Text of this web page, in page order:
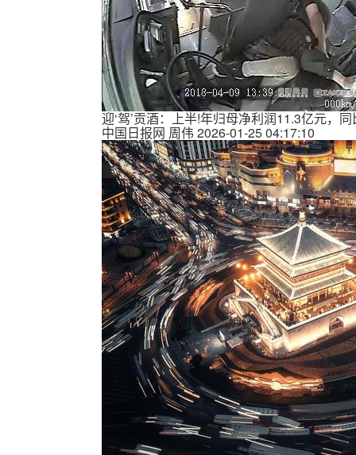
迎‘驾’贡酒：上半!年归母净利润11.3亿元，
中国日报网 周伟 2026-01-25 04:17:10